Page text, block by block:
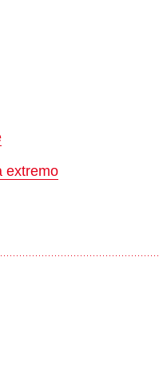
extremo